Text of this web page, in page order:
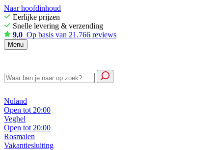
Naar hoofdinhoud
Eerlijke prijzen
Snelle levering & verzending
9,0 Op basis van 21.766 reviews
Menu
Nuland
Open tot 20:00
Veghel
Open tot 20:00
Rosmalen
Vakantiesluiting